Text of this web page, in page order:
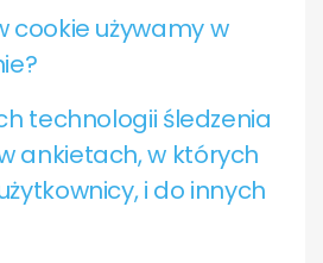
cookie używamy w
technologii śledzenia
ankietach, w których
i do innych